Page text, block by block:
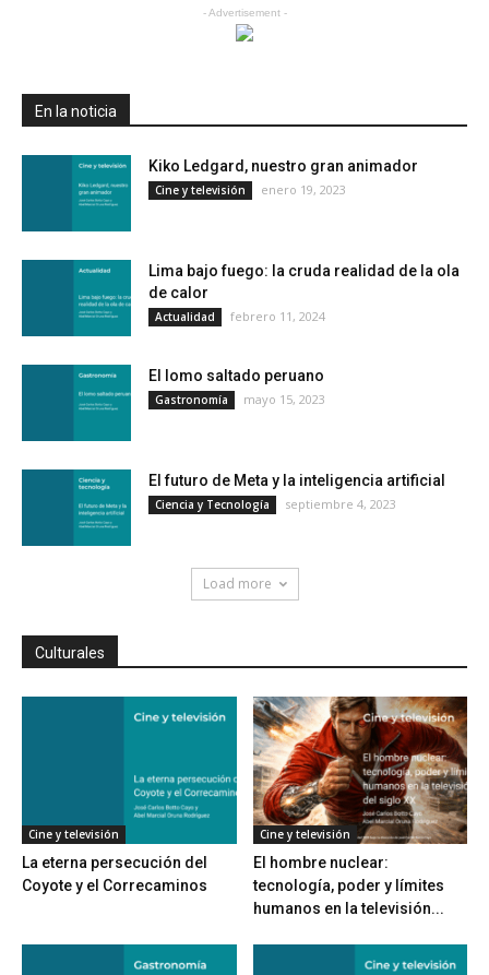
- Advertisement -
En la noticia
Kiko Ledgard, nuestro gran animador
Cine y televisión enero 19, 2023
Lima bajo fuego: la cruda realidad de la ola
de calor
Actualidad febrero 11, 2024
El lomo saltado peruano
Gastronomía mayo 15, 2023
El futuro de Meta y la inteligencia artificial
Ciencia y Tecnología septiembre 4, 2023
Load more
Culturales
Cine y televisión
La eterna persecución del
Coyote y el Correcaminos
Cine y televisión
El hombre nuclear:
tecnología, poder y límites
humanos en la televisión...